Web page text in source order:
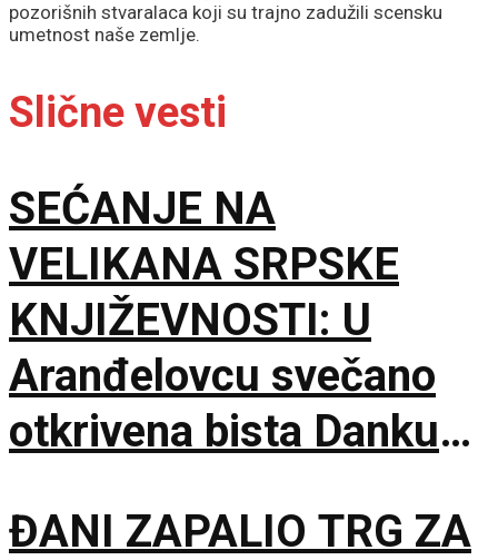
pozorišnih stvaralaca koji su trajno zadužili scensku
umetnost naše zemlje.
Slične vesti
SEĆANJE NA
VELIKANA SRPSKE
KNJIŽEVNOSTI: U
Aranđelovcu svečano
otkrivena bista Danku
ĐANI ZAPALIO TRG ZA